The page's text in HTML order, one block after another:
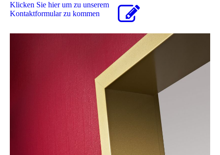
Klicken Sie hier um zu unserem
Kon­takt­for­mu­lar zu kommen